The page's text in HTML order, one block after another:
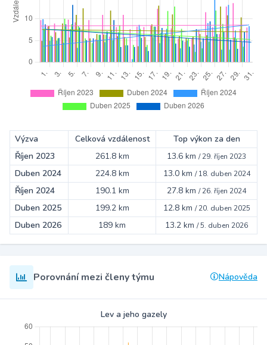
Výzva Celková vzdálenost
Top výkon za den
Říjen 2023
261.8 km 13.6 km /29. říjen 2023
Duben 2024 224.8 km 13.0 km /18. duben 2024
Říjen 2024 190.1 km 27.8 km /26. říjen 2024
Duben 2025 199.2 km 12.8 km /20. duben 2025
Duben 2026 189 km 13.2 km /5. duben 2026
Porovnání mezi členy týmu Nápověda
Lev a jeho gazely